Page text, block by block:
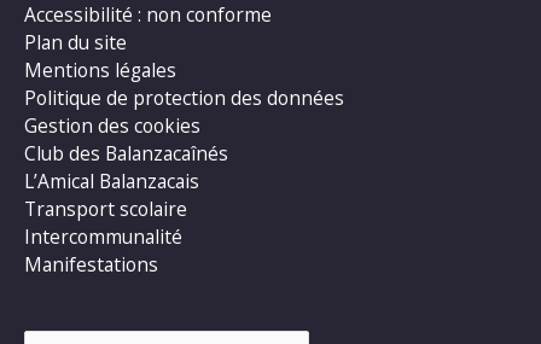
Accessibilité : non conforme
Plan du site
Mentions légales
Politique de protection des données
Gestion des cookies
Club des Balanzacaînés
L’Amical Balanzacais
Transport scolaire
Intercommunalité
Manifestations